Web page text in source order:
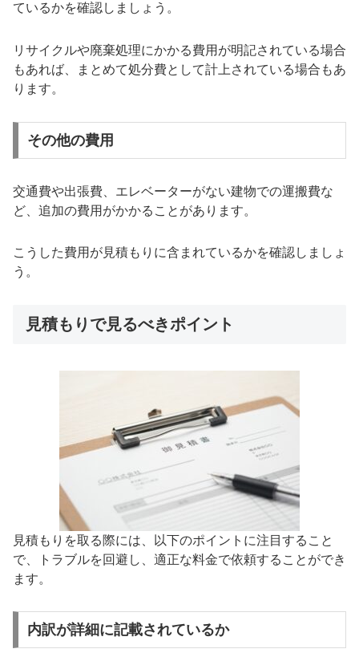
ているかを確認しましょう。
リサイクルや廃棄処理にかかる費用が明記されている場合
もあれば、まとめて処分費として計上されている場合もあ
ります。
その他の費用
交通費や出張費、エレベーターがない建物での運搬費な
ど、追加の費用がかかることがあります。
こうした費用が見積もりに含まれているかを確認しましょ
う。
見積もりで見るべきポイント
見積もりを取る際には、以下のポイントに注目すること
で、トラブルを回避し、適正な料金で依頼することができ
ます。
内訳が詳細に記載されているか